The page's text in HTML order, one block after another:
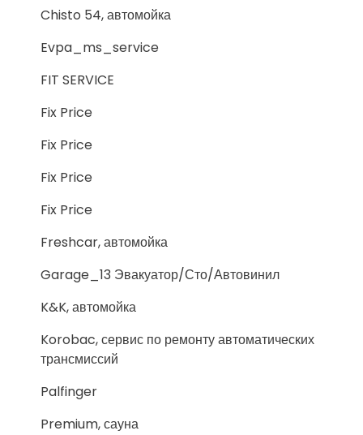
Chisto 54, автомойка
Evpa_ms_service
FIT SERVICE
Fix Price
Fix Price
Fix Price
Fix Price
Freshcar, автомойка
Garage_13 Эвакуатор/Сто/Автовинил
K&K, автомойка
Korobac, сервис по ремонту автоматических
трансмиссий
Palfinger
Premium, сауна